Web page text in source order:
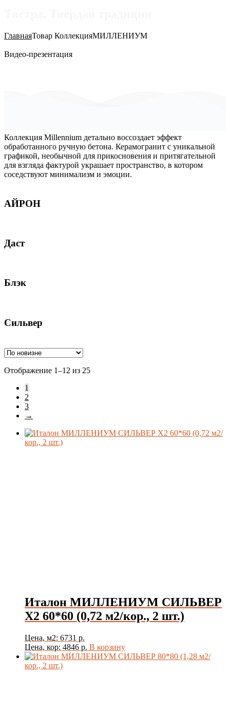
ГлавнаяТовар КоллекцияМИЛЛЕНИУМ
Видео-презентация
Коллекция Millennium детально воссоздает эффект
обработанного ручную бетона. Керамогранит с уникальной
графикой, необычной для прикосновения и притягательной
для взгляда фактурой украшает пространство, в котором
соседствуют минимализм и эмоции.
АЙРОН
Даст
Блэк
Сильвер
Ценовой фильтр
Материал
Товар Толщина Плитки
Показать
Отображение 1–12 из 25Сортировка:
1
2
3
→
Италон МИЛЛЕНИУМ СИЛЬВЕР
Х2 60*60 (0,72 м2/кор., 2 шт.)
Цена, м2: 6731 р.
Цена, кор: 4846 р. В корзину